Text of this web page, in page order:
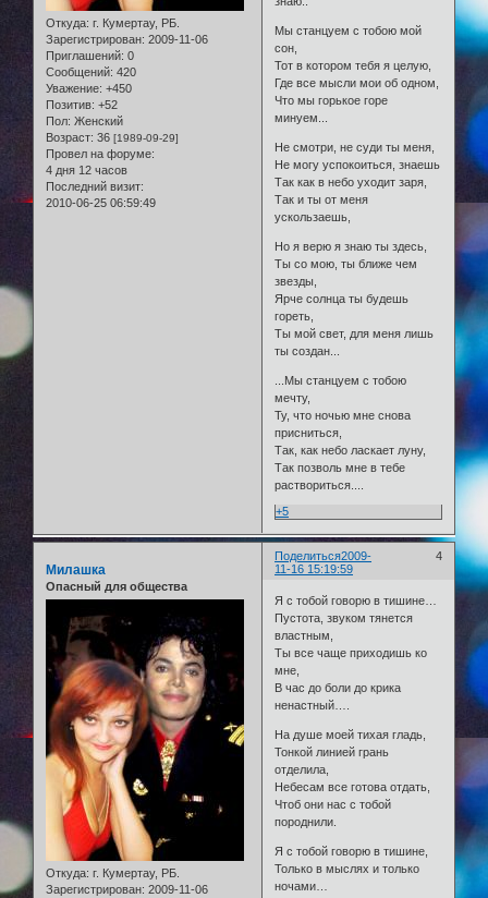
Откуда: г. Кумертау, РБ.
Зарегистрирован: 2009-11-06
Приглашений: 0
Сообщений: 420
Уважение: +450
Позитив: +52
Пол: Женский
Возраст: 36 [1989-09-29]
Провел на форуме:
4 дня 12 часов
Последний визит:
2010-06-25 06:59:49
Мы станцуем с тобою мой
сон,
Тот в котором тебя я целую,
Где все мысли мои об одном,
Что мы горькое горе
минуем...
Не смотри, не суди ты меня,
Не могу успокоиться, знаешь
Так как в небо уходит заря,
Так и ты от меня
ускользаешь,
Но я верю я знаю ты здесь,
Ты со мою, ты ближе чем
звезды,
Ярче солнца ты будешь
гореть,
Ты мой свет, для меня лишь
ты создан...
...Мы станцуем с тобою
мечту,
Ту, что ночью мне снова
присниться,
Так, как небо ласкает луну,
Так позволь мне в тебе
раствориться....
+5
Поделиться 4
2009-
11-16 15:19:59
Милашка
Опасный для общества
Откуда: г. Кумертау, РБ.
Зарегистрирован: 2009-11-06
Я с тобой говорю в тишине…
Пустота, звуком тянется
властным,
Ты все чаще приходишь ко
мне,
В час до боли до крика
ненастный….
На душе моей тихая гладь,
Тонкой линией грань
отделила,
Небесам все готова отдать,
Чтоб они нас с тобой
породнили.
Я с тобой говорю в тишине,
Только в мыслях и только
ночами…